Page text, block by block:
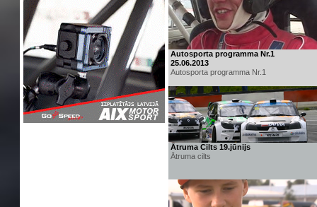
Autosporta programma Nr.1
25.06.2013
Autosporta programma Nr.1
Ātruma Cilts 19.jūnijs
Ātruma cilts